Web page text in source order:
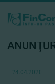
24.04.2020